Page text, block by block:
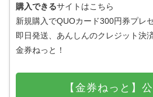
購入できるサイトはこちら
新規購入でQUOカード300円券プレゼ
即日発送、あんしんのクレジット決
金券ねっと！
【金券ねっと】